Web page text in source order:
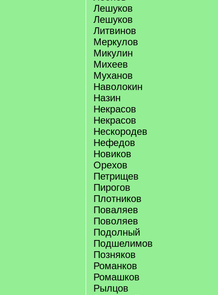
Лешуков
Лешуков
Литвинов
Меркулов
Микулин
Михеев
Муханов
Наволокин
Назин
Некрасов
Некрасов
Нескородев
Нефедов
Новиков
Орехов
Петрищев
Пирогов
Плотников
Поваляев
Поволяев
Подолный
Подшелимов
Позняков
Романков
Ромашков
Рылцов